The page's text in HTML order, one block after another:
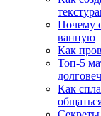
Почему
ванную
Как
Топ-5
Как